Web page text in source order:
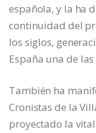
española, y la ha
continuidad del
los siglos,
España una de
También ha
Cronistas de la
proyectado la